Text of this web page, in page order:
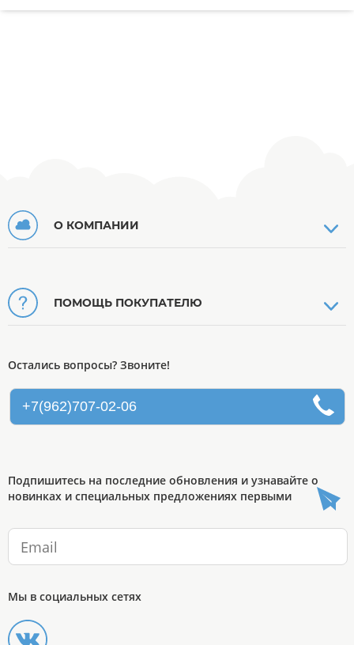
О КОМПАНИИ
ПОМОЩЬ ПОКУПАТЕЛЮ
Остались вопросы? Звоните!
+7(962)707-02-06
Подпишитесь на последние обновления и узнавайте о
новинках и специальных предложениях первыми
Мы в социальных сетях